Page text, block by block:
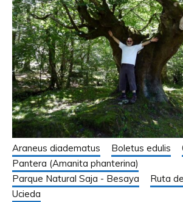
Araneus diadematus Boletus edulis
Pantera (Amanita phanterina)
Parque Natural Saja - Besaya
Ruta
Ucieda